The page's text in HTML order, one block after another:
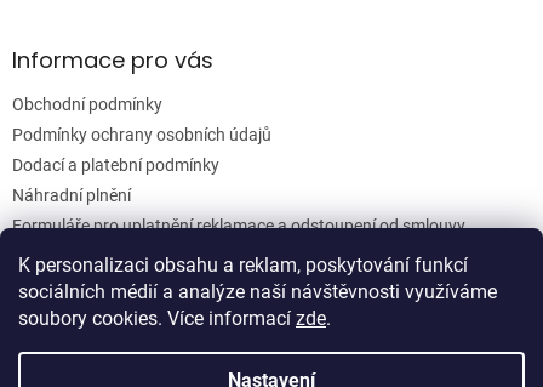
K personalizaci obsahu a reklam, poskytování funkcí
sociálních médií a analýze naší návštěvnosti využíváme
soubory cookies. Více informací zde.
Nastavení
u
Informace pro vás
Obchodní podmínky
Podmínky ochrany osobních údajů
Dodací a platební podmínky
Náhradní plnění
Formuláře pro uplatnění reklamace a odstoupení od smlouvy
Moje objednávka